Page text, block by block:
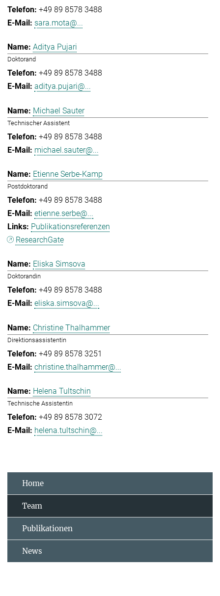
+49 89 8578 3488
sara.mota@...
Aditya Pujari
Doktorand
+49 89 8578 3488
aditya.pujari@...
Michael Sauter
Technischer Assistent
+49 89 8578 3488
michael.sauter@...
Etienne Serbe-Kamp
Postdoktorand
+49 89 8578 3488
etienne.serbe@...
Publikationsreferenzen
ResearchGate
Eliska Simsova
Doktorandin
+49 89 8578 3488
eliska.simsova@...
Christine Thalhammer
Direktionsassistentin
+49 89 8578 3251
christine.thalhammer@...
Helena Tultschin
Technische Assistentin
+49 89 8578 3072
helena.tultschin@...
Home
Team
Publikationen
News